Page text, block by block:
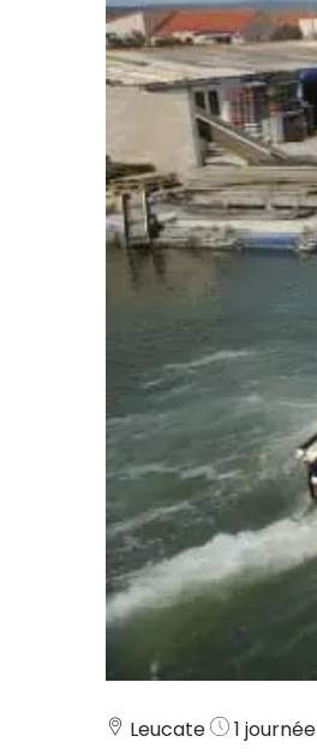
Leucate
1 journée